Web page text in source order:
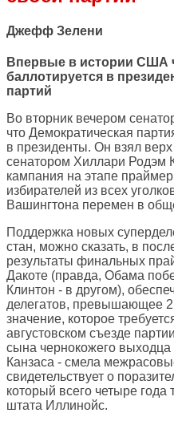
Джефф Зелени
Впервые в истории США
баллотируется в
партий
Во вторник вечером
что Демократическая
в президенты. Он взял
сенатором Хиллари Родэм
кампания на этапе
избирателей из всех
Вашингтона перемен в
Поддержка новых
стан, можно сказать, в
результаты финальных
Дакоте (правда, Обама
Клинтон - в другом),
делегатов, превышающее
значение, которое
августовском съезде
сына чернокожего
Канзаса - смела
свидетельствует о
который всего четыре года
штата Иллинойс.